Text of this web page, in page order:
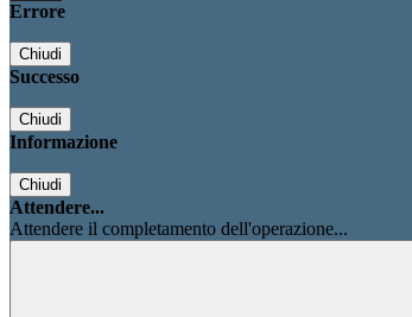
Errore
Chiudi
Successo
Chiudi
Informazione
Chiudi
Attendere...
Attendere il completamento dell'operazione...